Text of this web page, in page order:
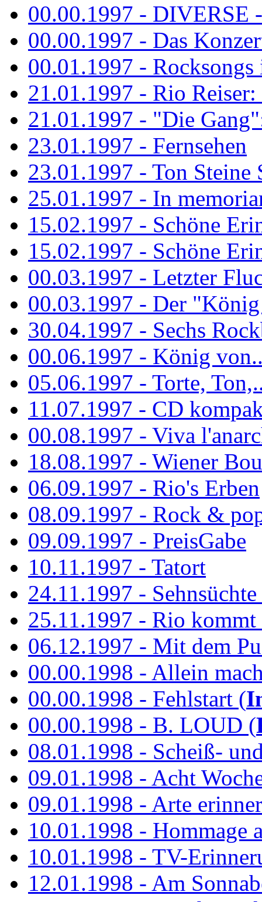
00.00.1997 - DIVERSE
00.00.1997 - Das
00.01.1997 -
21.01.1997 - Rio
21.01.1997 - "Die
23.01.1997 - Fernsehen
23.01.1997 - Ton Steine
25.01.1997 - In
15.02.1997 - Schöne
15.02.1997 - Schöne
00.03.1997 - Letzter
00.03.1997 - Der
30.04.1997 - Sechs
00.06.1997 - König
05.06.1997 - Torte,
11.07.1997 - CD
00.08.1997 - Viva
18.08.1997 - Wiener
06.09.1997 - Rio's Erben
08.09.1997 - Rock &
09.09.1997 - PreisGabe
10.11.1997 - Tatort
24.11.1997 -
25.11.1997 - Rio kommt
06.12.1997 - Mit dem
00.00.1998 - Allein
00.00.1998 - Fehlstart (
00.00.1998 - B. LOUD (
08.01.1998 - Scheiß-
09.01.1998 - Acht
09.01.1998 - Arte
10.01.1998 - Hommage
10.01.1998 - TV-
12.01.1998 - Am